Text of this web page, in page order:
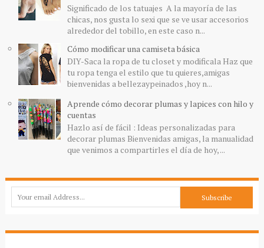
Significado de los tatuajes A la mayoría de las
chicas, nos gusta lo sexi que se ve usar accesorios
alrededor del tobillo, en este caso n...
Cómo modificar una camiseta básica
DIY-Saca la ropa de tu closet y modificala Haz que
tu ropa tenga el estilo que tu quieres,amigas
bienvenidas a bellezaypeinados ,hoy n...
Aprende cómo decorar plumas y lapices con hilo y
cuentas
Hazlo así de fácil : Ideas personalizadas para
decorar plumas Bienvenidas amigas, la manualidad
que venimos a compartirles el día de hoy, ...